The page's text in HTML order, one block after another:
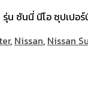
ซันนี่ นีโอ ซุปเปอ
, Nissan, Nissan